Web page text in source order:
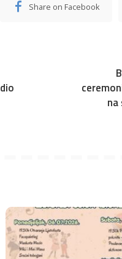
Share on Facebook
na